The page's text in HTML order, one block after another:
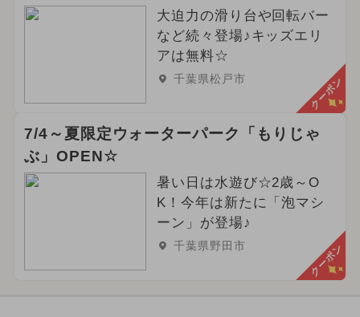
大迫力の滑り台や回転バー
など続々登場♪キッズエリ
アは無料☆
千葉県松戸市 クーポン
7/4～夏限定ウォーターパーク「もりじゃ
ぶ」OPEN☆
暑い日は水遊び☆2歳～O
K！今年は新たに「泡マシ
ーン」が登場♪
千葉県野田市 クーポン